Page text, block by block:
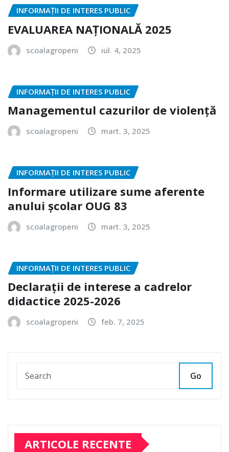
INFORMAȚII DE INTERES PUBLIC
EVALUAREA NAȚIONALĂ 2025
scoalagropeni iul. 4, 2025
INFORMAȚII DE INTERES PUBLIC
Managementul cazurilor de violență
scoalagropeni mart. 3, 2025
INFORMAȚII DE INTERES PUBLIC
Informare utilizare sume aferente
anului școlar OUG 83
scoalagropeni mart. 3, 2025
INFORMAȚII DE INTERES PUBLIC
Declarații de interese a cadrelor
didactice 2025-2026
scoalagropeni feb. 7, 2025
Go
ARTICOLE RECENTE